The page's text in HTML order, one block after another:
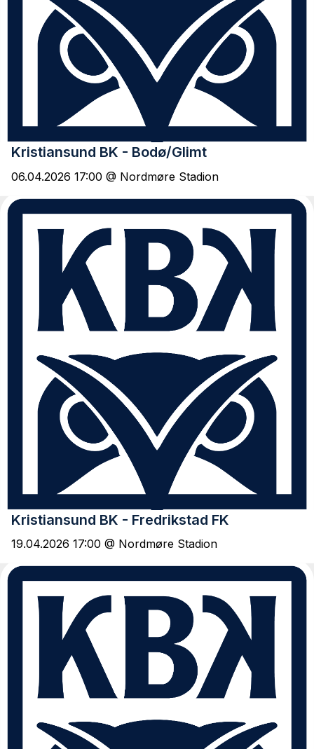
Kristiansund BK - Bodø/Glimt
06.04.2026 17:00 @ Nordmøre Stadion
Kristiansund BK - Fredrikstad FK
19.04.2026 17:00 @ Nordmøre Stadion